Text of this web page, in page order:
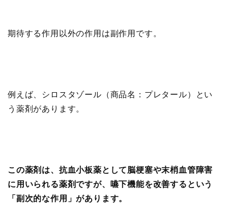
期待する作用以外の作用は副作用です。
例えば、シロスタゾール（商品名：プレタール）とい
う薬剤があります。
この薬剤は、抗血小板薬として脳梗塞や末梢血管障害
に用いられる薬剤ですが、嚥下機能を改善するという
「副次的な作用」があります。